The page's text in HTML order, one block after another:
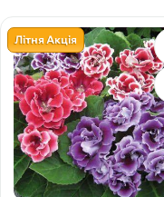
Літня Акція